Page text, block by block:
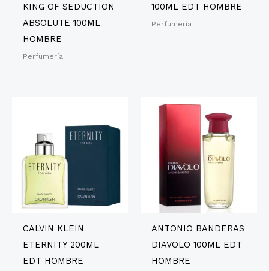
KING OF SEDUCTION
ABSOLUTE 100ML
HOMBRE
Perfumería
100ML EDT HOMBRE
Perfumería
CALVIN KLEIN
ETERNITY 200ML
EDT HOMBRE
ANTONIO BANDERAS
DIAVOLO 100ML EDT
HOMBRE